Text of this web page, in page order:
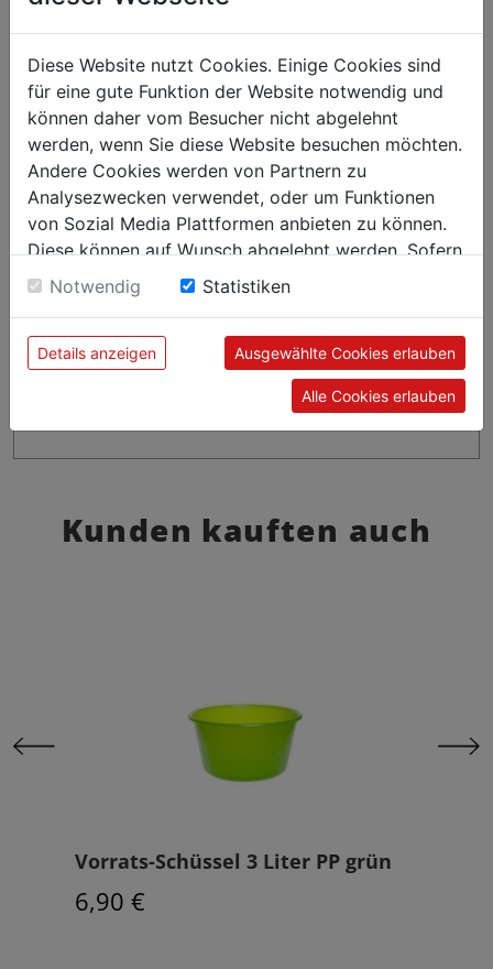
Kunden kauften auch
Vorrats-Schüssel 3 Liter PP grün
6,90 €
Diese Website nutzt Cookies. Einige Cookies sind
für eine gute Funktion der Website notwendig und
können daher vom Besucher nicht abgelehnt
werden, wenn Sie diese Website besuchen möchten.
Andere Cookies werden von Partnern zu
Analysezwecken verwendet, oder um Funktionen
von Sozial Media Plattformen anbieten zu können.
Diese können auf Wunsch abgelehnt werden. Sofern
sie unsere Webseite weiter nutzen, geben Sie
Einwilligung zu unseren Cookies.
Notwendig Statistiken
Details anzeigen Ausgewählte Cookies erlauben
Alle Cookies erlauben